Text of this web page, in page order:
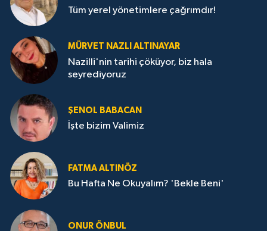
Tüm yerel yönetimlere çağrımdır!
MÜRVET NAZLI ALTINAYAR
Nazilli'nin tarihi çöküyor, biz hala
seyrediyoruz
ŞENOL BABACAN
İşte bizim Valimiz
FATMA ALTINÖZ
Bu Hafta Ne Okuyalım? 'Bekle Beni'
ONUR ÖNBUL